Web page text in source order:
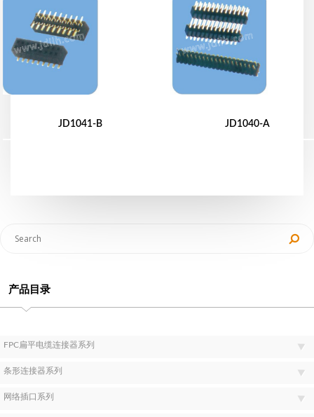
JD1041-B JD1040-A
产品目录
FPC扁平电缆连接器系列
条形连接器系列
网络插口系列